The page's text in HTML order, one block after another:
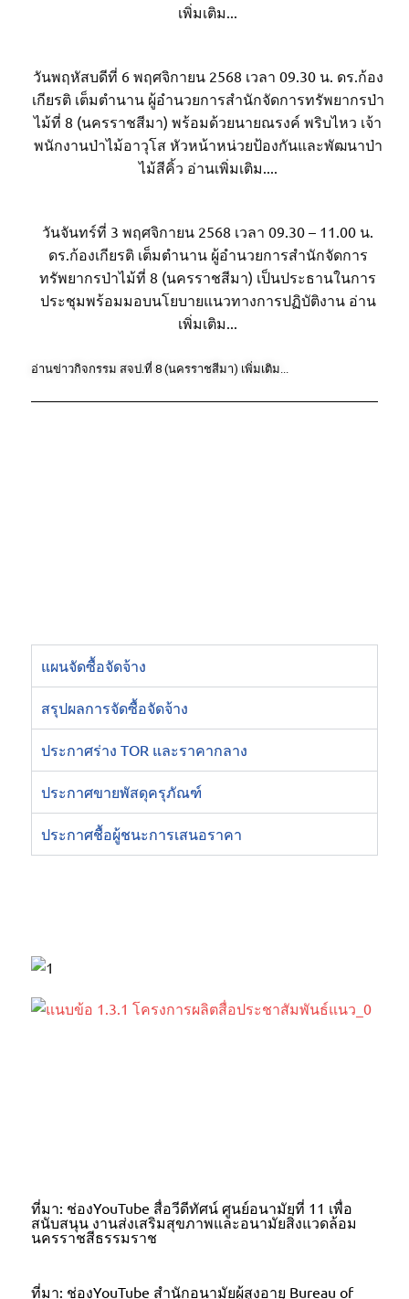
เพิ่มเติม...​
วันพฤหัสบดีที่ 6 พฤศจิกายน 2568 เวลา 09.30 น. ดร.ก้อง
เกียรติ เต็มตำนาน ผู้อำนวยการสำนักจัดการทรัพยากรป่า
ไม้ที่ 8 (นครราชสีมา) พร้อมด้วยนายณรงค์ พริบไหว เจ้า
พนักงานป่าไม้อาวุโส หัวหน้าหน่วยป้องกันและพัฒนาป่า
ไม้สีคิ้ว อ่านเพิ่มเติม....
วันจันทร์ที่ 3 พฤศจิกายน 2568 เวลา 09.30 – 11.00 น.
ดร.ก้องเกียรติ เต็มตำนาน ผู้อำนวยการสำนักจัดการ
ทรัพยากรป่าไม้ที่ 8 (นครราชสีมา) เป็นประธานในการ
ประชุมพร้อมมอบนโยบายแนวทางการปฏิบัติงาน อ่าน
เพิ่มเติม...
อ่านข่าวกิจกรรม สจป.ที่ 8 (นครราชสีมา) เพิ่มเติม...
แผนจัดซื้อจัดจ้าง
สรุปผลการจัดซื้อจัดจ้าง
ประกาศร่าง TOR และราคากลาง
ประกาศขายพัสดุครุภัณฑ์
ประกาศชื้อผู้ชนะการเสนอราคา
ที่มา: ช่องYouTube สื่อวีดีทัศน์ ศูนย์อนามัยที่ 11 เพื่อ
สนับสนุน งานส่งเสริมสุขภาพและอนามัยสิ่งแวดล้อม
นครราชสีธรรมราช
ที่มา: ช่องYouTube สํานักอนามัยผู้สูงอายุ Bureau of